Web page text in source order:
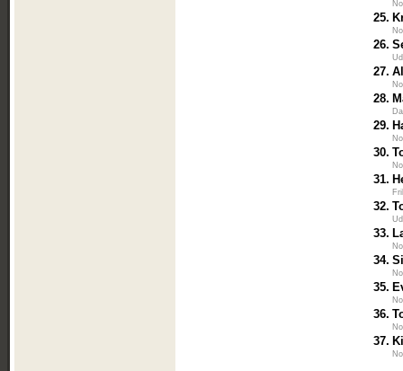
25.
26.
27.
28.
29.
30.
31.
32.
33.
34.
35.
36.
37.